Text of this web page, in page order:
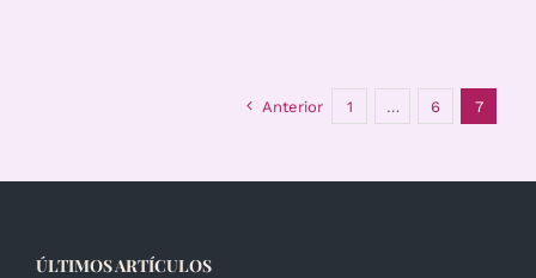
Anterior 1 … 6 7
ÚLTIMOS ARTÍCULOS